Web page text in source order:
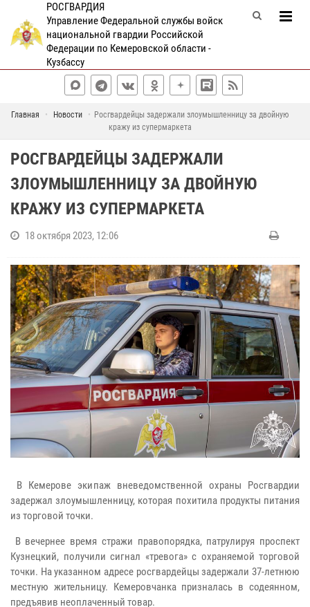
РОСГВАРДИЯ
Управление Федеральной службы войск
национальной гвардии Российской
Федерации по Кемеровской области -
Кузбассу
Главная Новости
Росгвардейцы задержали злоумышленницу за двойную
кражу из супермаркета
РОСГВАРДЕЙЦЫ ЗАДЕРЖАЛИ
ЗЛОУМЫШЛЕННИЦУ ЗА ДВОЙНУЮ
КРАЖУ ИЗ СУПЕРМАРКЕТА
18 октября 2023, 12:06
В Кемерове экипаж вневедомственной охраны Росгвардии
задержал злоумышленницу, которая похитила продукты питания
из торговой точки.
В вечернее время стражи правопорядка, патрулируя проспект
Кузнецкий, получили сигнал «тревога» с охраняемой торговой
точки. На указанном адресе росгвардейцы задержали 37-летнюю
местную жительницу. Кемеровчанка призналась в содеянном,
предъявив неоплаченный товар.